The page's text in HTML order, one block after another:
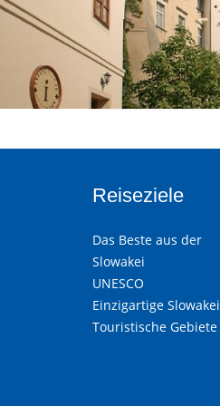
Reiseziele
Das Beste aus der
Slowakei
UNESCO
Einzigartige Slowakei
Touristische Gebiete